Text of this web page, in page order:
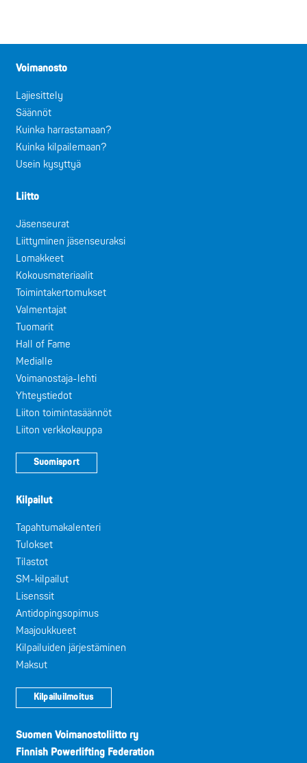
Voimanosto
Lajiesittely
Säännöt
Kuinka harrastamaan?
Kuinka kilpailemaan?
Usein kysyttyä
Liitto
Jäsenseurat
Liittyminen jäsenseuraksi
Lomakkeet
Kokousmateriaalit
Toimintakertomukset
Valmentajat
Tuomarit
Hall of Fame
Medialle
Voimanostaja-lehti
Yhteystiedot
Liiton toimintasäännöt
Liiton verkkokauppa
Suomisport
Kilpailut
Tapahtumakalenteri
Tulokset
Tilastot
SM-kilpailut
Lisenssit
Antidopingsopimus
Maajoukkueet
Kilpailuiden järjestäminen
Maksut
Kilpailuilmoitus
Suomen Voimanostoliitto ry
Finnish Powerlifting Federation